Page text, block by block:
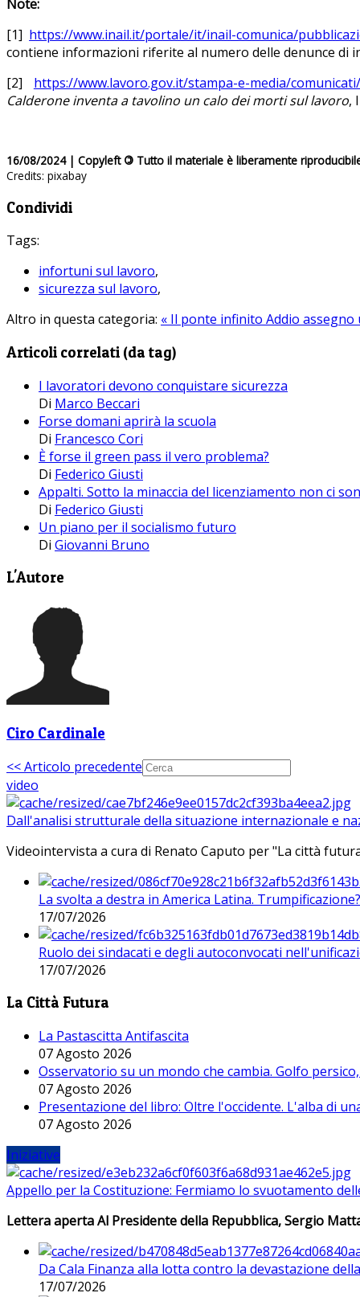
Note:
[1] https://www.inail.it/portale/it/inail-comunica/
contiene informazioni riferite al numero delle denunce di
[2] https://www.lavoro.gov.it/stampa-e-media/
Calderone inventa a tavolino un calo dei morti sul lavoro,
16/08/2024 | Copyleft © Tutto il materiale è liberamente
Credits: pixabay
Condividi
Tags:
infortuni sul lavoro,
sicurezza sul lavoro,
Altro in questa categoria: « Il ponte infinito Addio
Articoli correlati (da tag)
I lavoratori devono conquistare sicurezza
Di Marco Beccari
Forse domani aprirà la scuola
Di Francesco Cori
È forse il green pass il vero problema?
Di Federico Giusti
Appalti. Sotto la minaccia del licenziamento non ci
Di Federico Giusti
Un piano per il socialismo futuro
Di Giovanni Bruno
L'Autore
Ciro Cardinale
<< Articolo precedente
video
Dall'analisi strutturale della situazione internazionale e
Videointervista a cura di Renato Caputo per "La città
La svolta a destra in America Latina. Trumpificazione?
17/07/2026
Ruolo dei sindacati e degli autoconvocati
17/07/2026
La Città Futura
La Pastascitta Antifascita
07 Agosto 2026
Osservatorio su un mondo che cambia. Golfo
07 Agosto 2026
Presentazione del libro: Oltre l'occidente. L'alba di
07 Agosto 2026
Iniziative
Appello per la Costituzione: Fermiamo lo svuotamento
Lettera aperta Al Presidente della Repubblica, Sergio
Da Cala Finanza alla lotta contro la devastazione
17/07/2026